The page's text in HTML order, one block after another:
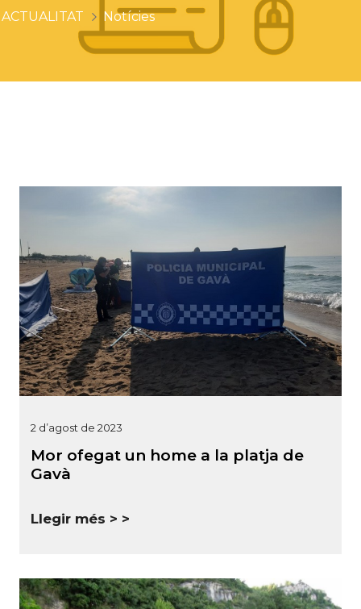
ACTUALITAT Notícies
2 d’agost de 2023
Mor ofegat un home a la platja de
Gavà
Llegir més >